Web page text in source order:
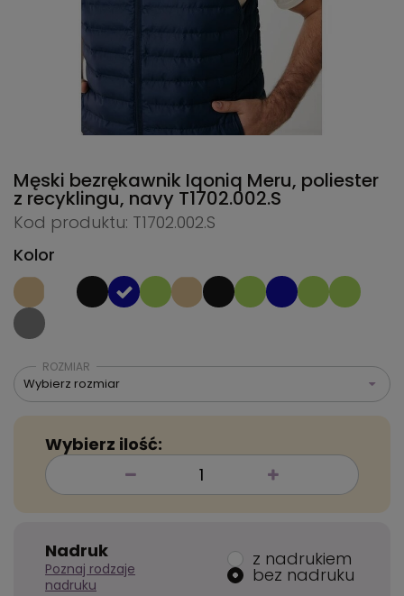
Męski bezrękawnik Iqoniq Meru, poliester
z recyklingu, navy T1702.002.S
Kod produktu: T1702.002.S
Kolor
ROZMIAR
Wybierz rozmiar
Wybierz ilość:
Nadruk
Poznaj rodzaje
nadruku
z nadrukiem
bez nadruku